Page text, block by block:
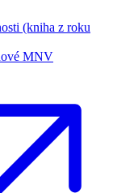
(kniha z roku
MNV